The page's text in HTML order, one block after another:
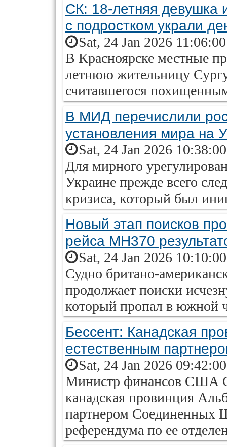
СК: 18-летняя девушка
с подростком украли
Sat, 24 Jan 2026
В Красноярске местные
летнюю жительницу
считавшегося
В МИД перечислили
установления мира на
Sat, 24 Jan 2026
Для мирного
Украине прежде всего
кризиса, который был
Новый этап поисков
рейса MH370
Sat, 24 Jan 2026
Судно британо-
продолжает поиски
который пропал в южной
Бессент: Канадская
естественным
Sat, 24 Jan 2026
Министр финансов США
канадская провинция
партнером Соединенных
референдума по ее